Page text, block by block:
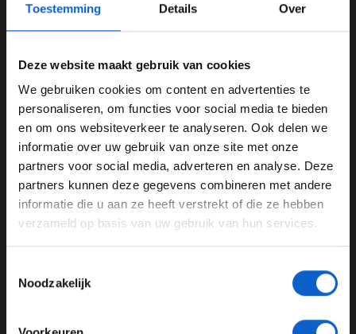
Toestemming Details Over
Deze website maakt gebruik van cookies
We gebruiken cookies om content en advertenties te
personaliseren, om functies voor social media te bieden
en om ons websiteverkeer te analyseren. Ook delen we
informatie over uw gebruik van onze site met onze
partners voor social media, adverteren en analyse. Deze
partners kunnen deze gegevens combineren met andere
informatie die u aan ze heeft verstrekt of die ze hebben
verzameld op basis van uw gebruik van hun services.
Noodzakelijk
maar de eerste vrije training.
14:47
Er worden door alle coureurs rondes op de softs
neergezet. Veel coureurs zijn ook de baan weer op.
14:40
We zijn nu 40 minuten onderweg en dit is de Top 3:
1) Charles Leclerc 1:22.410
3) George Russell +0.580
14:36
WELKOM BIJ GRAND PRIX RADIO
Ben je 24 jaar of ouder?
Pas je advertentie instellingen aan en klik hieronder om
door te gaan naar de website!
Advertentie instellingen